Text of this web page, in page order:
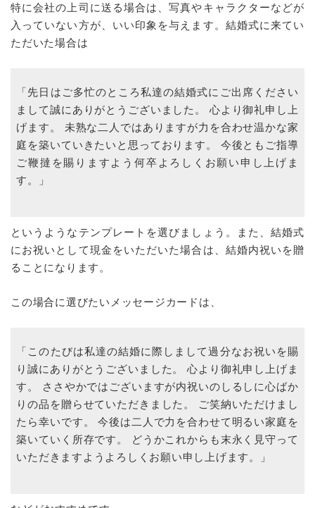
特に会社の上司に送る場合は、写真やキャラクターなどが
入っていない方が、いい印象を与えます。結婚式に来てい
ただいた場合は
「先日はご多忙のところ私達の結婚式にご出席ください
まして誠にありがとうございました。 心より御礼申し上
げます。 未熟な二人ではありますが力を合わせ温かな家
庭を築いていきたいと思っております。 今後ともご指導
ご鞭撻を賜りますよう何卒よろしくお願い申し上げま
す。」
というようなテンプレートを選びましょう。また、結婚式
にお祝いとして現金をいただいた場合は、結婚内祝いを贈
ることになります。
この場合に選びたいメッセージカードは、
「このたびは私達の結婚に際しまして過分なお祝いを賜
り誠にありがとうございました。 心より御礼申し上げま
す。 ささやかではございますが内祝いのしるしに心ばか
りの品を贈らせていただきました。 ご笑納いただけまし
たら幸いです。 今後は二人で力を合わせて明るい家庭を
築いていく所存です。 どうかこれからも末永く見守って
いただきますようよろしくお願い申し上げます。」